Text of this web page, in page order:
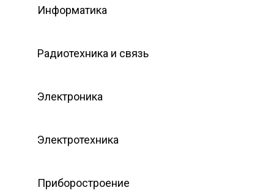
Информатика
Радиотехника и связь
Электроника
Электротехника
Приборостроение